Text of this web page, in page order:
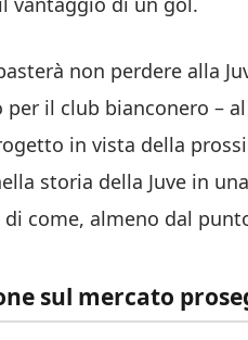
non perdere alla
il club bianconero –
in vista della
storia della Juve in
di come, almeno dal
sul mercato